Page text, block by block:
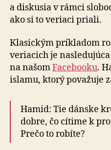
a disku­sia v rámci
ako si to veriaci priali.
Klasickým príkladom
veriacich je
na našomFacebooku.
islamu, ktorý po­va­žu­je
Hamid: Tie dánske
dobre, čo cítime k
Prečo to robíte?